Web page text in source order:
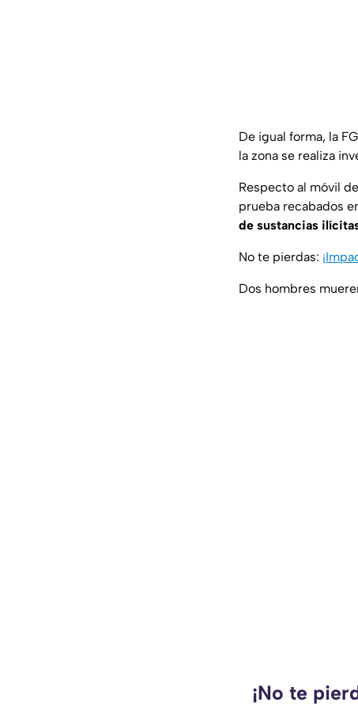
De igual forma, la
la zona se realiza
Respecto al móvil
prueba recabados
de sustancias
No te pierdas:
Dos hombres
¡No te